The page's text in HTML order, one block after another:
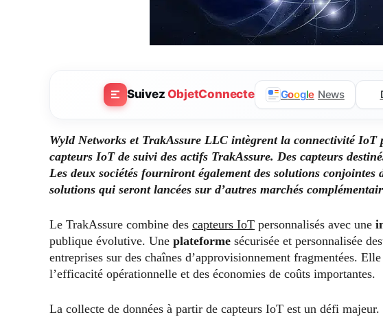
SuivezObjetConnecte Google News
Wyld Networks et TrakAssure LLC intègrentla connectivité IoT
capteurs IoT de suivi des actifs TrakAssure. Des capteurs
Les deux sociétés fournirontégalement des solutions conjointes
solutions qui seront lancées sur d’autres marchés
Le TrakAssure combine des capteurs IoT personnalisés avec une
publique évolutive. Une plateforme sécurisée et personnalisée
entreprises sur des chaînes d’approvisionnement fragmentées.
l’efficacité opérationnelle et des économies de coûts importantes.
La collecte de données à partir de capteurs IoT est un défi